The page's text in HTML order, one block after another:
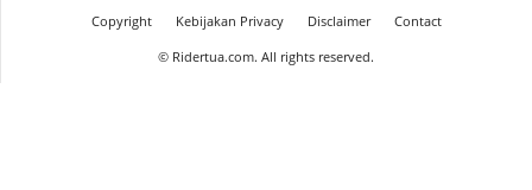
Copyright Kebijakan Privacy Disclaimer
Contact
© Ridertua.com. All rights reserved.